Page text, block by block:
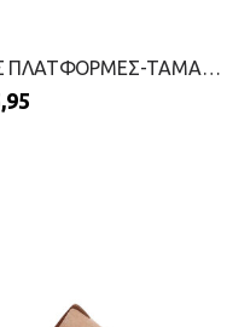
ΓΥΝΑΙΚΕΙΕΣ ΠΛΑΤΦΟΡΜΕΣ-TAMARIS-2499-0012-ΧΡΥΣΟ